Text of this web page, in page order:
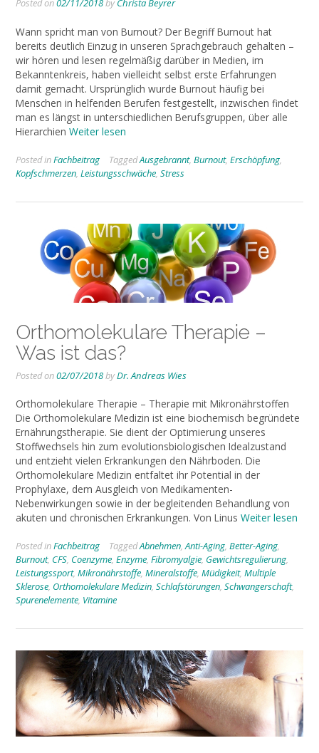
Posted on02/11/2018by Christa Beyrer
Wann spricht man von Burnout? Der Begriff Burnout hat
bereits deutlich Einzug in unseren Sprachgebrauch gehalten –
wir hören und lesen regelmäßig darüber in Medien, im
Bekanntenkreis, haben vielleicht selbst erste Erfahrungen
damit gemacht. Ursprünglich wurde Burnout häufig bei
Menschen in helfenden Berufen festgestellt, inzwischen findet
man es längst in unterschiedlichen Berufsgruppen, über alle
Hierarchien Weiter lesen
Posted inFachbeitrag TaggedAusgebrannt, Burnout, Erschöpfung,
Kopfschmerzen, Leistungsschwäche, Stress
Orthomolekulare Therapie –
Was ist das?
Posted on02/07/2018byDr. Andreas Wies
Orthomolekulare Therapie – Therapie mit Mikronährstoffen
Die Orthomolekulare Medizin ist eine biochemisch begründete
Ernährungstherapie. Sie dient der Optimierung unseres
Stoffwechsels hin zum evolutionsbiologischen Idealzustand
und entzieht vielen Erkrankungen den Nährboden. Die
Orthomolekulare Medizin entfaltet ihr Potential in der
Prophylaxe, dem Ausgleich von Medikamenten-
Nebenwirkungen sowie in der begleitenden Behandlung von
akuten und chronischen Erkrankungen. Von Linus Weiter lesen
Posted inFachbeitrag TaggedAbnehmen,Anti-Aging, Better-Aging,
Burnout, CFS, Coenzyme, Enzyme, Fibromyalgie, Gewichtsregulierung,
Leistungssport, Mikronährstoffe, Mineralstoffe, Müdigkeit, Multiple
Sklerose, Orthomolekulare Medizin, Schlafstörungen, Schwangerschaft,
Spurenelemente, Vitamine